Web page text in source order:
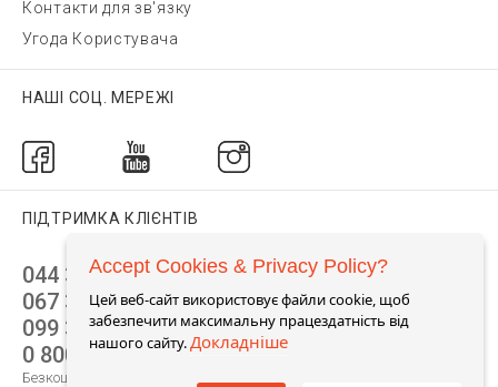
Контакти для зв'язку
Угода Користувача
НАШІ СОЦ. МЕРЕЖІ
ПІДТРИМКА КЛІЄНТІВ
044 392 44 45
067 344 14 44 (viber)
099 399 23 80
0 800 305 805
Безкоштовно по Україні
Accept Cookies & Privacy Policy?
Цей веб-сайт використовує файли cookie, щоб
забезпечити максимальну працездатність від
нашого сайту.Докладніше